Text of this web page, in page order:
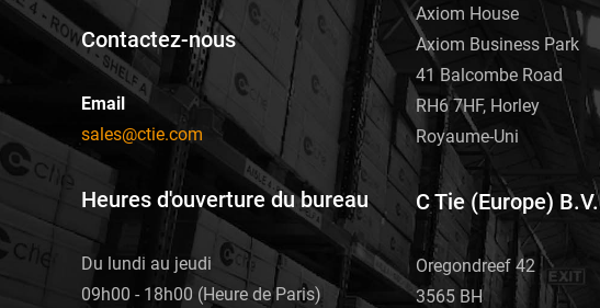
Contactez-nous
Email
sales@ctie.com
Heures d'ouverture du bureau
Du lundi au jeudi
09h00 - 18h00 (Heure de Paris)
Axiom House
Axiom Business Park
41 Balcombe Road
RH6 7HF, Horley
Royaume-Uni
C Tie (Europe) B.V.
Oregondreef 42
3565 BH